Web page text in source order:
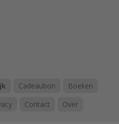
Cadeaubon
Boeken
Contact Over